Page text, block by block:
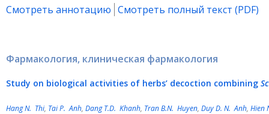
Смотреть аннотацию Смотреть полный текст (PDF)
Фармакология, клиническая фармакология
Study on biological activities of herbs’ decoction combining
Hang N. Thi, Tai P. Anh, Dang T.D. Khanh, Tran B.N. Huyen, Duy D. N. Anh, Hien